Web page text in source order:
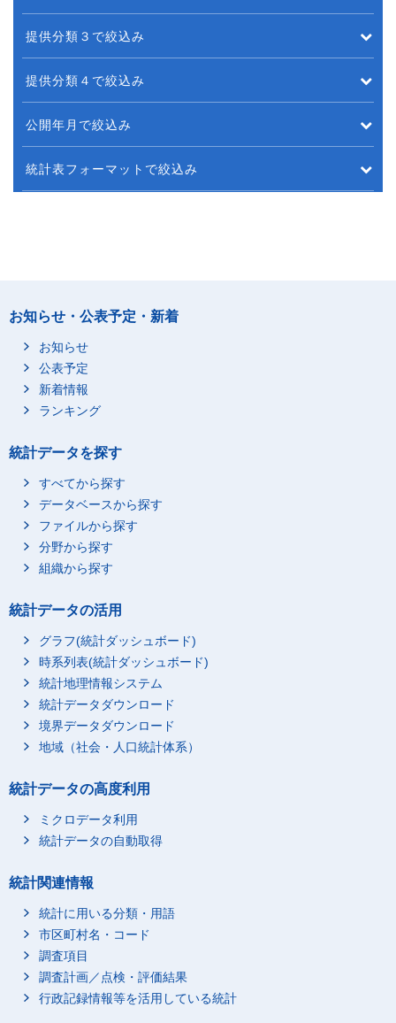
提供分類３で絞込み
提供分類４で絞込み
公開年月で絞込み
統計表フォーマットで絞込み
お知らせ・公表予定・新着
お知らせ
公表予定
新着情報
ランキング
統計データを探す
すべてから探す
データベースから探す
ファイルから探す
分野から探す
組織から探す
統計データの活用
グラフ(統計ダッシュボード)
時系列表(統計ダッシュボード)
統計地理情報システム
統計データダウンロード
境界データダウンロード
地域（社会・人口統計体系）
統計データの高度利用
ミクロデータ利用
統計データの自動取得
統計関連情報
統計に用いる分類・用語
市区町村名・コード
調査項目
調査計画／点検・評価結果
行政記録情報等を活用している統計